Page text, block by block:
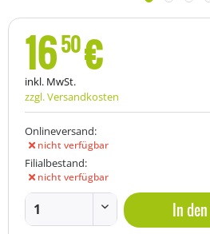
1650€
inkl. MwSt.
zzgl. Versandkosten
Onlineversand:
nicht verfügbar
Filialbestand:
nicht verfügbar
In den